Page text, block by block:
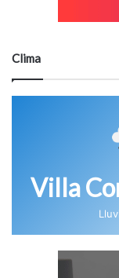
Clima
Villa